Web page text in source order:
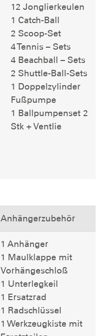
12 Jonglierkeulen
1 Catch-Ball
2 Scoop-Set
4 Tennis – Sets
4 Beachball – Sets
2 Shuttle-Ball-Sets
1 Doppelzylinder
Fußpumpe
1 Ballpumpenset 2
Stk + Ventlie
Anhängerzubehör
1 Anhänger
1 Maulklappe mit
Vorhängeschloß
1 Unterlegkeil
1 Ersatzrad
1 Radschlüssel
1 Werkzeugkiste mit